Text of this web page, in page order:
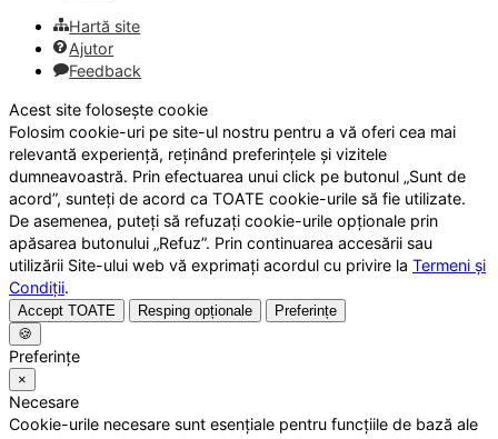
Hartă site
Ajutor
Feedback
Acest site folosește cookie
Folosim cookie-uri pe site-ul nostru pentru a vă oferi cea mai
relevantă experiență, reținând preferințele și vizitele
dumneavoastră. Prin efectuarea unui click pe butonul „Sunt de
acord”, sunteți de acord ca TOATE cookie-urile să fie utilizate.
De asemenea, puteți să refuzați cookie-urile opționale prin
apăsarea butonului „Refuz”. Prin continuarea accesării sau
utilizării Site-ului web vă exprimați acordul cu privire la Termeni și
Condiții.
Accept TOATE Resping opționale
Preferințe
🍪
Preferințe
×
Necesare
Cookie-urile necesare sunt esențiale pentru funcțiile de bază ale